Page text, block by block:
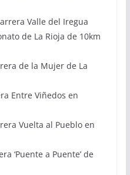
Valle del Iregua
de La Rioja de 10km
de la Mujer de La
Entre Viñedos en
Vuelta al Pueblo en
‘Puente a Puente’ de